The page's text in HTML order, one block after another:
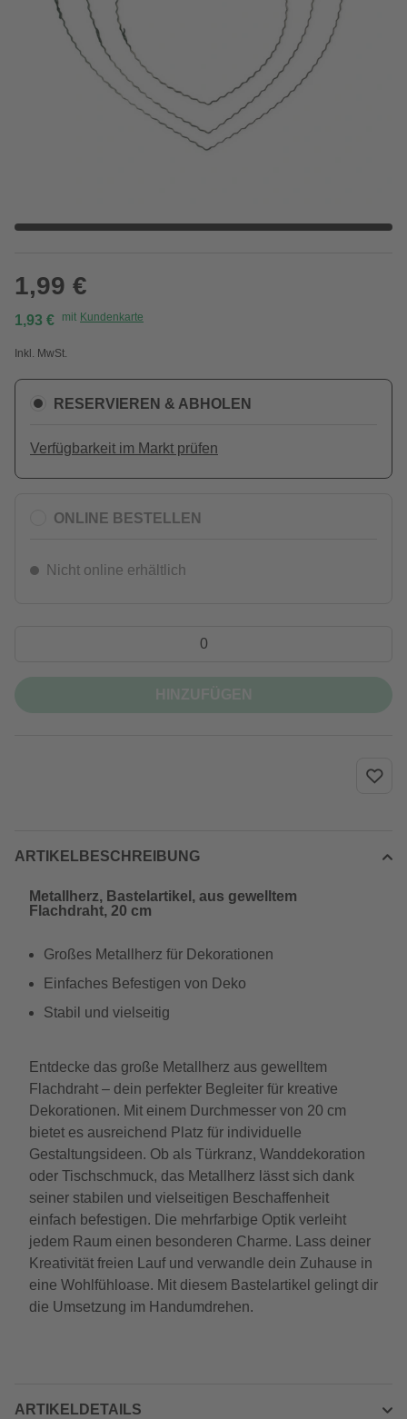
1,99 €
1,93 € mit Kundenkarte
Inkl. MwSt.
RESERVIEREN & ABHOLEN
Verfügbarkeit im Markt prüfen
ONLINE BESTELLEN
Nicht online erhältlich
ARTIKELBESCHREIBUNG
Metallherz, Bastelartikel, aus gewelltem
Flachdraht, 20 cm
Großes Metallherz für Dekorationen
Einfaches Befestigen von Deko
Stabil und vielseitig
Entdecke das große Metallherz aus gewelltem
Flachdraht – dein perfekter Begleiter für kreative
Dekorationen. Mit einem Durchmesser von 20 cm
bietet es ausreichend Platz für individuelle
Gestaltungsideen. Ob als Türkranz, Wanddekoration
oder Tischschmuck, das Metallherz lässt sich dank
seiner stabilen und vielseitigen Beschaffenheit
einfach befestigen. Die mehrfarbige Optik verleiht
jedem Raum einen besonderen Charme. Lass deiner
Kreativität freien Lauf und verwandle dein Zuhause in
eine Wohlfühloase. Mit diesem Bastelartikel gelingt dir
die Umsetzung im Handumdrehen.
ARTIKELDETAILS